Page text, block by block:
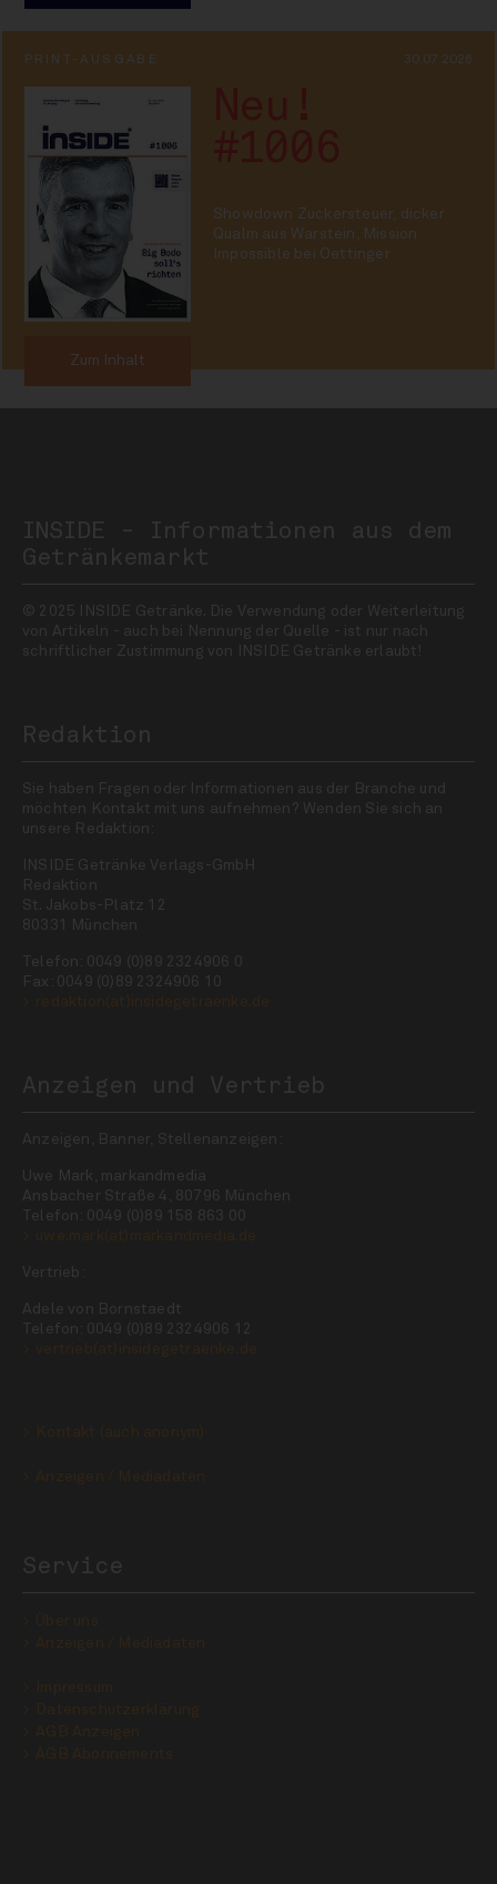
PRINT-AUSGABE 30.07.2026
Showdown Zuckersteuer, dicker
Qualm aus Warstein, Mission
Impossible bei Oettinger
Zum Inhalt
INSIDE - Informationen aus dem
Getränkemarkt
© 2025 INSIDE Getränke. Die Verwendung oder Weiterleitung
von Artikeln - auch bei Nennung der Quelle - ist nur nach
schriftlicher Zustimmung von INSIDE Getränke erlaubt!
Redaktion
Sie haben Fragen oder Informationen aus der Branche und
möchten Kontakt mit uns aufnehmen? Wenden Sie sich an
unsere Redaktion:
INSIDE Getränke Verlags-GmbH
Redaktion
St. Jakobs-Platz 12
80331 München
Telefon: 0049 (0)89 2324906 0
Fax: 0049 (0)89 2324906 10
Anzeigen und Vertrieb
Anzeigen, Banner, Stellenanzeigen:
Uwe Mark, markandmedia
Ansbacher Straße 4, 80796 München
Telefon: 0049 (0)89 158 863 00
Vertrieb:
Adele von Bornstaedt
Telefon: 0049 (0)89 2324906 12
Service